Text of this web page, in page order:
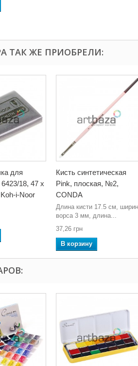
ТАК ЖЕ ПРИОБРЕЛИ:
для
18, 47 x
i-Noor
Кисть синтетическая
Pink, плоская, №2,
CONDA
Длина кисти 17.5 см,
ворса 3 мм, длина...
37,26 грн
В корзину